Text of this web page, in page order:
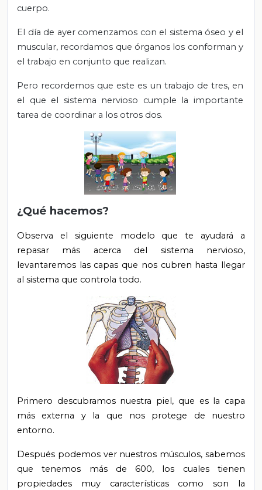
cuerpo.
El día de ayer comenzamos con el sistema óseo y el
muscular, recordamos que órganos los conforman y
el trabajo en conjunto que realizan.
Pero recordemos que este es un trabajo de tres, en
el que el sistema nervioso cumple la importante
tarea de coordinar a los otros dos.
¿Qué hacemos?
Observa el siguiente modelo que te ayudará a
repasar más acerca del sistema nervioso,
levantaremos las capas que nos cubren hasta llegar
al sistema que controla todo.
Primero descubramos nuestra piel, que es la capa
más externa y la que nos protege de nuestro
entorno.
Después podemos ver nuestros músculos, sabemos
que tenemos más de 600, los cuales tienen
propiedades muy características como son la